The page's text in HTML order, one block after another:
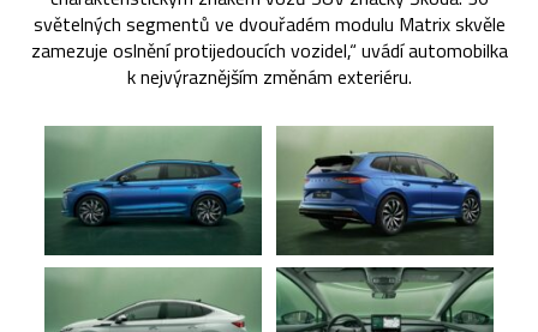
světelných segmentů ve dvouřadém modulu Matrix skvěle
zamezuje oslnění protijedoucích vozidel,“ uvádí automobilka
k nejvýraznějším změnám exteriéru.